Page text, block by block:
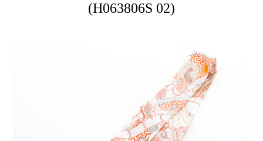
(H063806S 02)